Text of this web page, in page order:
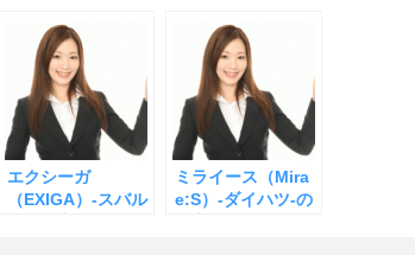
エクシーガ
（EXIGA）-スバル
ミライース（Mira
e:S）-ダイハツ-の